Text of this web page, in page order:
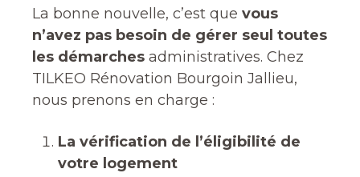
La bonne nouvelle, c’est que vous
n’avez pas besoin de gérer seul toutes
les démarches administratives. Chez
TILKEO Rénovation Bourgoin Jallieu,
nous prenons en charge :
La vérification de l’éligibilité de
votre logement